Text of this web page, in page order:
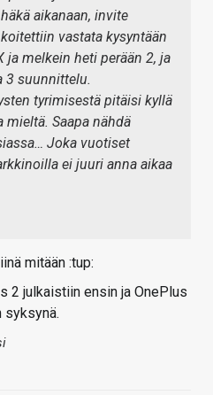
aikanaan, invite
vastata kysyntään
melkein heti perään 2, ja
3 suunnittelu.
tyrimisestä pitäisi kyllä
mieltä. Saapa nähdä
Joka vuotiset
ei juuri anna aikaa
mitään :tup:
2 julkaistiin ensin ja OnePlus
syksynä.